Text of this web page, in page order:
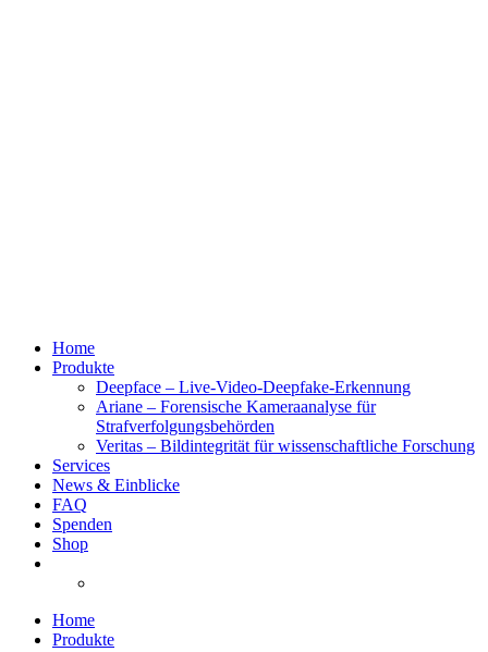
Home
Produkte
Deepface – Live-Video-Deepfake-Erkennung
Ariane – Forensische Kameraanalyse für
Strafverfolgungsbehörden
Veritas – Bildintegrität für wissenschaftliche Forschung
Services
News & Einblicke
FAQ
Spenden
Shop
Home
Produkte